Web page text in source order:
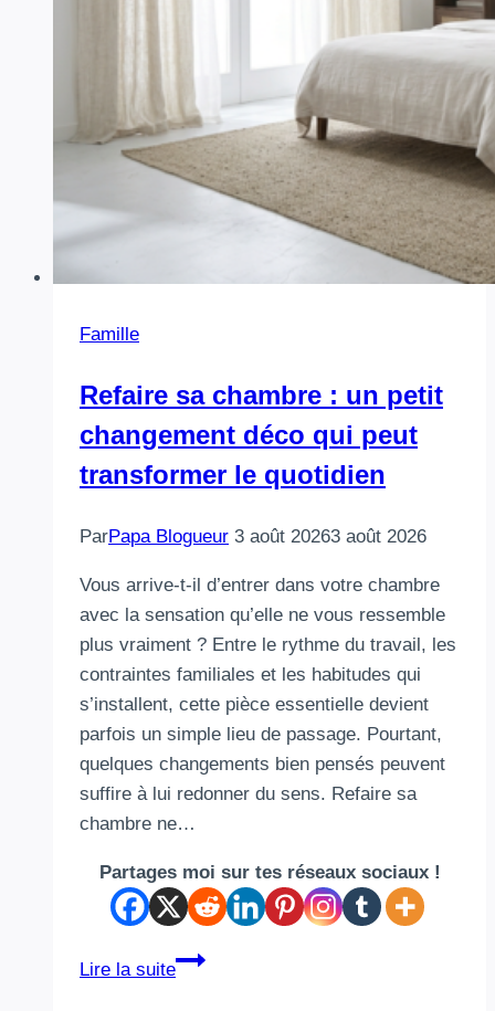
Famille
Refaire sa chambre : un petit
changement déco qui peut
transformer le quotidien
ParPapa Blogueur 3 août 20263 août 2026
Vous arrive-t-il d’entrer dans votre chambre
avec la sensation qu’elle ne vous ressemble
plus vraiment ? Entre le rythme du travail, les
contraintes familiales et les habitudes qui
s’installent, cette pièce essentielle devient
parfois un simple lieu de passage. Pourtant,
quelques changements bien pensés peuvent
suffire à lui redonner du sens. Refaire sa
chambre ne…
Partages moi sur tes réseaux sociaux !
Lire la suite
Refaire